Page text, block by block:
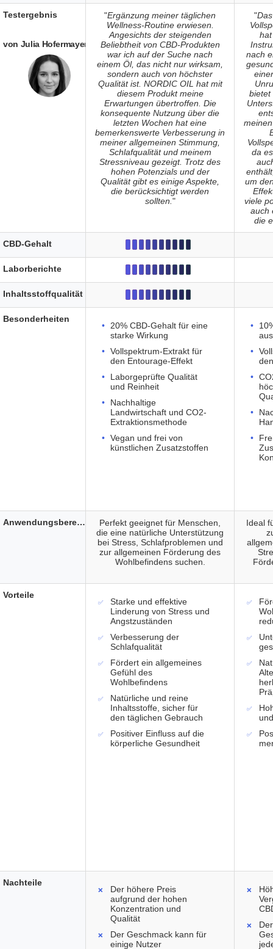
"Ergänzung meiner täglichen
Wellness-Routine erwiesen.
Angesichts der steigenden
Beliebtheit von CBD-Produkten
war ich auf der Suche nach
einem Öl, das nicht nur wirksam,
sondern auch von höchster
Qualität ist. NORDIC OIL hat mit
diesem Produkt meine
Erwartungen übertroffen. Die
konsequente Nutzung über die
letzten Wochen hat eine
bemerkenswerte Verbesserung in
meiner allgemeinen Stimmung,
Schlafqualität und meinem
Stressniveau gezeigt. Trotz des
hohen Potenzials und der
Qualität gibt es einige Aspekte,
die berücksichtigt werden
sollten. "
"
nach
bietet
da
um
viele
auch
die
20% CBD-Gehalt für eine
starke Wirkung
Vollspektrum-Extrakt für
den Entourage-Effekt
Laborgeprüfte Qualität
und Reinheit
Nachhaltige
Landwirtschaft und CO2-
Extraktionsmethode
Vegan und frei von
künstlichen Zusatzstoffen
Perfekt geeignet für Menschen,
die eine natürliche Unterstützung
bei Stress, Schlafproblemen und
zur allgemeinen Förderung des
Wohlbefindens suchen.
Ideal
Starke und effektive
Linderung von Stress und
Angstzuständen
Verbesserung der
Schlafqualität
Fördert ein allgemeines
Gefühl des
Wohlbefindens
Natürliche und reine
Inhaltsstoffe, sicher für
den täglichen Gebrauch
Positiver Einfluss auf die
körperliche Gesundheit
Der höhere Preis
aufgrund der hohen
Konzentration und
Qualität
Der Geschmack kann für
einige Nutzer
Testergebnis
von Julia Hofermayer
CBD-Gehalt
Laborberichte
Inhaltsstoffqualität
Besonderheiten
Anwendungsbereich
Vorteile
Nachteile